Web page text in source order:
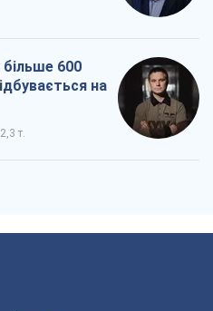
більше 600
на
2,3 т.